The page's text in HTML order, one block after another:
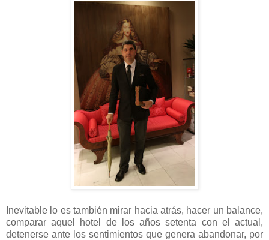
Inevitable lo es también mirar hacia atrás, hacer un balance,
comparar aquel hotel de los años setenta con el actual,
detenerse ante los sentimientos que genera abandonar, por